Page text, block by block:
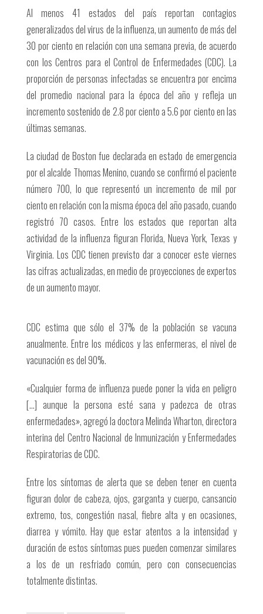
Al menos 41 estados del país reportan contagios
generalizados del virus de la influenza, un aumento de más del
30 por ciento en relación con una semana previa, de acuerdo
con los Centros para el Control de Enfermedades (CDC). La
proporción de personas infectadas se encuentra por encima
del promedio nacional para la época del año y refleja un
incremento sostenido de 2.8 por ciento a 5.6 por ciento en las
últimas semanas.
La ciudad de Boston fue declarada en estado de emergencia
por el alcalde Thomas Menino, cuando se confirmó el paciente
número 700, lo que representó un incremento de mil por
ciento en relación con la misma época del año pasado, cuando
registró 70 casos. Entre los estados que reportan alta
actividad de la influenza figuran Florida, Nueva York, Texas y
Virginia. Los CDC tienen previsto dar a conocer este viernes
las cifras actualizadas, en medio de proyecciones de expertos
de un aumento mayor.
CDC estima que sólo el 37% de la población se vacuna
anualmente. Entre los médicos y las enfermeras, el nivel de
vacunación es del 90%.
«Cualquier forma de influenza puede poner la vida en peligro
[…] aunque la persona esté sana y padezca de otras
enfermedades», agregó la doctora Melinda Wharton, directora
interina del Centro Nacional de Inmunización y Enfermedades
Respiratorias de CDC.
Entre los síntomas de alerta que se deben tener en cuenta
figuran dolor de cabeza, ojos, garganta y cuerpo, cansancio
extremo, tos, congestión nasal, fiebre alta y en ocasiones,
diarrea y vómito. Hay que estar atentos a la intensidad y
duración de estos síntomas pues pueden comenzar similares
a los de un resfriado común, pero con consecuencias
totalmente distintas.